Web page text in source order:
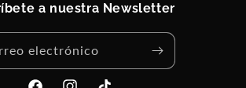
a nuestra Newsletter
electrónico